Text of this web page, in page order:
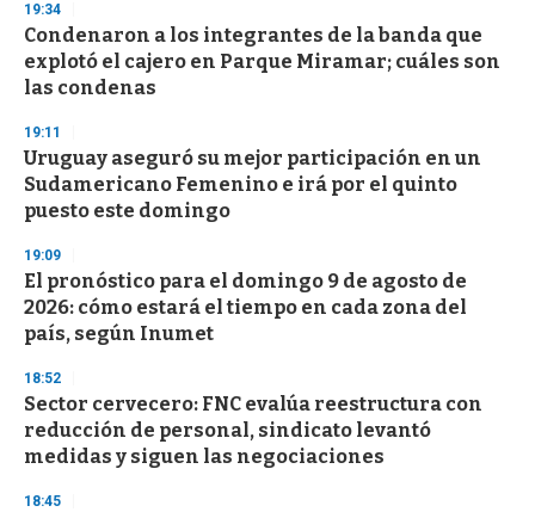
d
s
o
f
3
s
e
c
o
n
d
19:34
Condenaron a los integrantes de la banda que
explotó el cajero en Parque Miramar; cuáles son
las condenas
19:11
Uruguay aseguró su mejor participación en un
Sudamericano Femenino e irá por el quinto
puesto este domingo
19:09
El pronóstico para el domingo 9 de agosto de
2026: cómo estará el tiempo en cada zona del
país, según Inumet
18:52
Sector cervecero: FNC evalúa reestructura con
reducción de personal, sindicato levantó
medidas y siguen las negociaciones
18:45